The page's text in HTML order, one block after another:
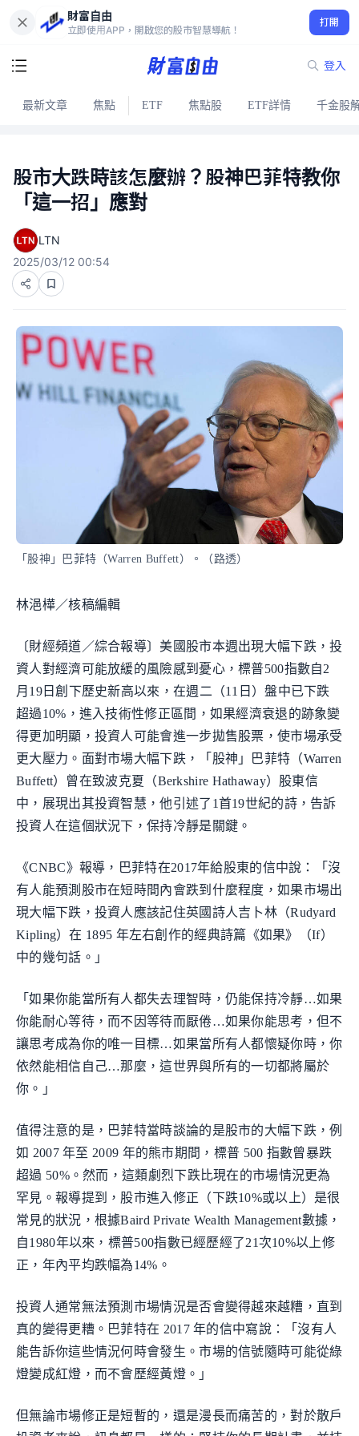
財富自由
立即使用APP，開啟您的股市智慧導航！
打開
登入
最新文章 焦點 ETF 焦點股 ETF詳情 千金股
股市大跌時該怎麼辦？股神巴菲特教你
「這一招」應對
LTN
2025/03/12 00:54
「股神」巴菲特（Warren Buffett）。（路透）
林浥樺／核稿編輯
〔財經頻道／綜合報導〕美國股市本週出現大幅下跌，投
資人對經濟可能放緩的風險感到憂心，標普500指數自2
月19日創下歷史新高以來，在週二（11日）盤中已下跌
超過10%，進入技術性修正區間，如果經濟衰退的跡象變
得更加明顯，投資人可能會進一步拋售股票，使市場承受
更大壓力。面對市場大幅下跌，「股神」巴菲特（Warren
Buffett）曾在致波克夏（Berkshire Hathaway）股東信
中，展現出其投資智慧，他引述了1首19世紀的詩，告訴
投資人在這個狀況下，保持冷靜是關鍵。
《CNBC》報導，巴菲特在2017年給股東的信中說：「沒
有人能預測股市在短時間內會跌到什麼程度，如果市場出
現大幅下跌，投資人應該記住英國詩人吉卜林（Rudyard
Kipling）在 1895 年左右創作的經典詩篇《如果》（If）
中的幾句話。」
「如果你能當所有人都失去理智時，仍能保持冷靜…如果
你能耐心等待，而不因等待而厭倦…如果你能思考，但不
讓思考成為你的唯一目標…如果當所有人都懷疑你時，你
依然能相信自己…那麼，這世界與所有的一切都將屬於
你。」
值得注意的是，巴菲特當時談論的是股市的大幅下跌，例
如 2007 年至 2009 年的熊市期間，標普 500 指數曾暴跌
超過 50%。然而，這類劇烈下跌比現在的市場情況更為
罕見。報導提到，股市進入修正（下跌10%或以上）是很
常見的狀況，根據Baird Private Wealth Management數據，
自1980年以來，標普500指數已經歷經了21次10%以上修
正，年內平均跌幅為14%。
投資人通常無法預測市場情況是否會變得越來越糟，直到
真的變得更糟。巴菲特在 2017 年的信中寫說：「沒有人
能告訴你這些情況何時會發生。市場的信號隨時可能從綠
燈變成紅燈，而不會歷經黃燈。」
但無論市場修正是短暫的，還是漫長而痛苦的，對於散戶